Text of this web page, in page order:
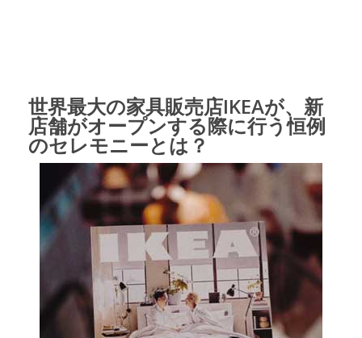
世界最大の家具販売店IKEAが、新
店舗がオープンする際に行う恒例
のセレモニーとは？